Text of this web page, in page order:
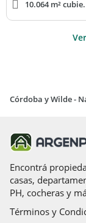
10.064 m² cubie.
Encontrá
casas,
PH, cocheras y
Términos y